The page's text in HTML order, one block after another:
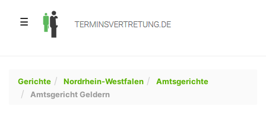
☰
Gerichte Nordrhein-Westfalen
Amtsgerichte
Amtsgericht Geldern